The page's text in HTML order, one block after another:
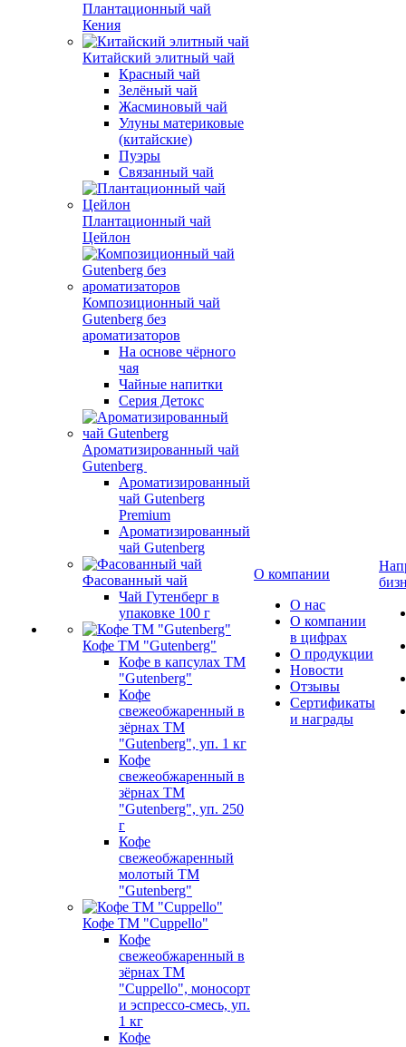
Плантационный чай
Кения
Китайский элитный чай
Красный чай
Зелёный чай
Жасминовый чай
Улуны материковые
(китайские)
Пуэры
Связанный чай
Плантационный чай
Цейлон
Композиционный чай
Gutenberg без
ароматизаторов
На основе чёрного
чая
Чайные напитки
Серия Детокс
Ароматизированный чай
Gutenberg
Ароматизированный
чай Gutenberg
Premium
Ароматизированный
чай Gutenberg
Фасованный чай
Чай Гутенберг в
упаковке 100 г
Кофе ТМ "Gutenberg"
Кофе в капсулах ТМ
"Gutenberg"
Кофе
свежеобжаренный в
зёрнах ТМ
"Gutenberg", уп. 1 кг
Кофе
свежеобжаренный в
зёрнах ТМ
"Gutenberg", уп. 250
г
Кофе
свежеобжаренный
молотый ТМ
"Gutenberg"
Кофе ТМ "Cuppello"
Кофе
свежеобжаренный в
зёрнах ТМ
"Cuppello", моносорт
и эспрессо-смесь, уп.
1 кг
Кофе
О компании
О нас
О компании
в цифрах
О продукции
Новости
Отзывы
Сертификаты
и награды